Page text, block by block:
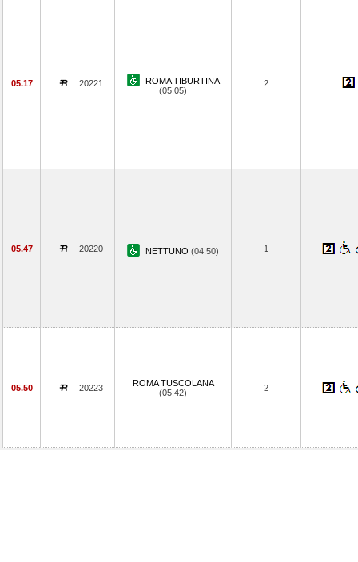
05.17 20221
ROMA TIBURTINA
(05.05)
2
05.47 20220 NETTUNO (04.50) 1
05.50 20223
ROMA TUSCOLANA
(05.42)
2